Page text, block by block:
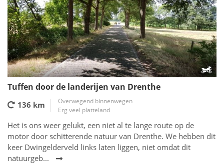
Tuffen door de landerijen van Drenthe
136 km
Overwegend binnenwegen
Erg veel platteland
Het is ons weer gelukt, een niet al te lange route op de
motor door schitterende natuur van Drenthe. We hebben dit
keer Dwingelderveld links laten liggen, niet omdat dit
natuurgeb...